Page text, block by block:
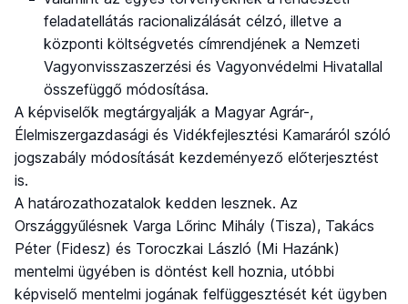
feladatellátás racionalizálását célzó, illetve a
központi költségvetés címrendjének a Nemzeti
Vagyonvisszaszerzési és Vagyonvédelmi Hivatallal
összefüggő módosítása.
A képviselők megtárgyalják a Magyar Agrár-,
Élelmiszergazdasági és Vidékfejlesztési Kamaráról szóló
jogszabály módosítását kezdeményező előterjesztést
is.
A határozathozatalok kedden lesznek. Az
Országgyűlésnek Varga Lőrinc Mihály (Tisza), Takács
Péter (Fidesz) és Toroczkai László (Mi Hazánk)
mentelmi ügyében is döntést kell hoznia, utóbbi
képviselő mentelmi jogának felfüggesztését két ügyben